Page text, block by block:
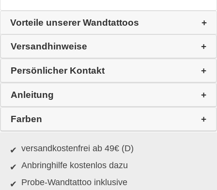
Vorteile unserer Wandtattoos
Versandhinweise
Persönlicher Kontakt
Anleitung
Farben
versandkostenfrei ab 49€ (D)
Anbringhilfe kostenlos dazu
Probe-Wandtattoo inklusive